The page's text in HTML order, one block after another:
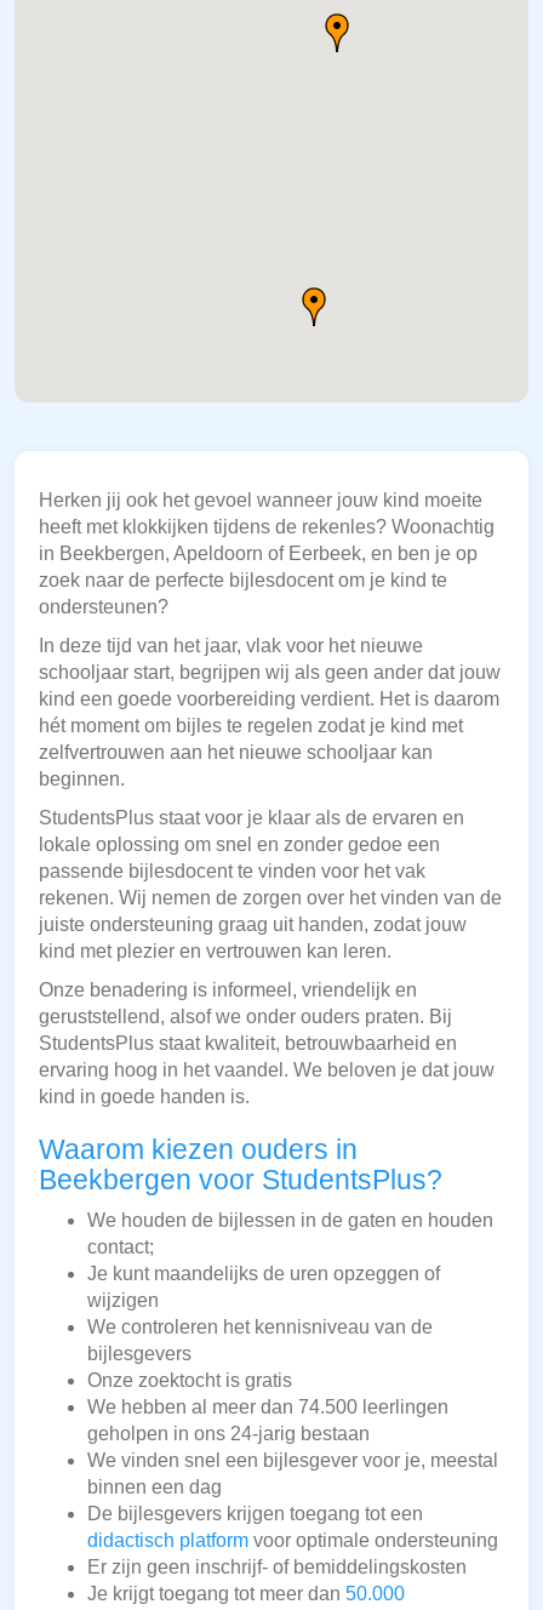
Herken jij ook het gevoel wanneer jouw kind moeite
heeft met klokkijken tijdens de rekenles? Woonachtig
in Beekbergen, Apeldoorn of Eerbeek, en ben je op
zoek naar de perfecte bijlesdocent om je kind te
ondersteunen?
In deze tijd van het jaar, vlak voor het nieuwe
schooljaar start, begrijpen wij als geen ander dat jouw
kind een goede voorbereiding verdient. Het is daarom
hét moment om bijles te regelen zodat je kind met
zelfvertrouwen aan het nieuwe schooljaar kan
beginnen.
StudentsPlus staat voor je klaar als de ervaren en
lokale oplossing om snel en zonder gedoe een
passende bijlesdocent te vinden voor het vak
rekenen. Wij nemen de zorgen over het vinden van de
juiste ondersteuning graag uit handen, zodat jouw
kind met plezier en vertrouwen kan leren.
Onze benadering is informeel, vriendelijk en
geruststellend, alsof we onder ouders praten. Bij
StudentsPlus staat kwaliteit, betrouwbaarheid en
ervaring hoog in het vaandel. We beloven je dat jouw
kind in goede handen is.
Waarom kiezen ouders in
Beekbergen voor StudentsPlus?
We houden de bijlessen in de gaten en houden
contact;
Je kunt maandelijks de uren opzeggen of
wijzigen
We controleren het kennisniveau van de
bijlesgevers
Onze zoektocht is gratis
We hebben al meer dan 74.500 leerlingen
geholpen in ons 24-jarig bestaan
We vinden snel een bijlesgever voor je, meestal
binnen een dag
De bijlesgevers krijgen toegang tot een
didactisch platform voor optimale ondersteuning
Er zijn geen inschrijf- of bemiddelingskosten
Je krijgt toegang tot meer dan 50.000